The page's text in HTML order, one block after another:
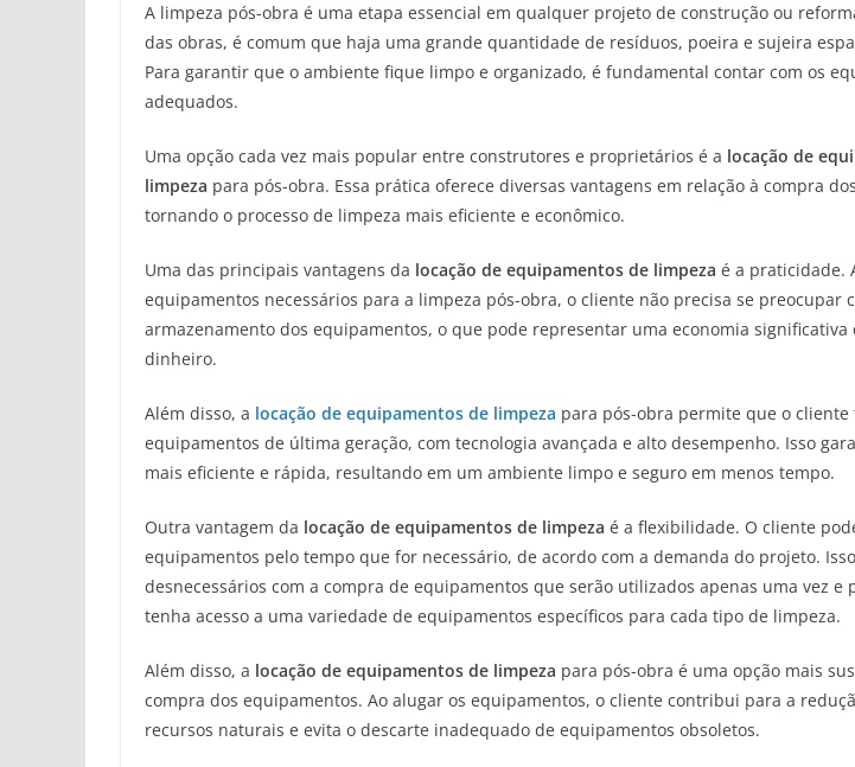
A limpeza pós-obra é uma etapa essencial em qualquer projeto de construção ou
das obras, é comum que haja uma grande quantidade de resíduos, poeira e sujeira
Para garantir que o ambiente fique limpo e organizado, é fundamental contar com os
adequados.
Uma opção cada vez mais popular entre construtores e proprietários é a locação de
limpeza para pós-obra. Essa prática oferece diversas vantagens em relação à compra
tornando o processo de limpeza mais eficiente e econômico.
Uma das principais vantagens da locação de equipamentos de limpeza é a praticidade.
equipamentos necessários para a limpeza pós-obra, o cliente não precisa se preocupar
armazenamento dos equipamentos, o que pode representar uma economia significativa
dinheiro.
Além disso, a locação de equipamentos de limpeza para pós-obra permite que o cliente
equipamentos de última geração, com tecnologia avançada e alto desempenho. Isso
mais eficiente e rápida, resultando em um ambiente limpo e seguro em menos tempo.
Outra vantagem da locação de equipamentos de limpeza é a flexibilidade. O cliente
equipamentos pelo tempo que for necessário, de acordo com a demanda do projeto.
desnecessários com a compra de equipamentos que serão utilizados apenas uma vez e
tenha acesso a uma variedade de equipamentos específicos para cada tipo de limpeza.
Além disso, a locação de equipamentos de limpeza para pós-obra é uma opção mais
compra dos equipamentos. Ao alugar os equipamentos, o cliente contribui para a
recursos naturais e evita o descarte inadequado de equipamentos obsoletos.